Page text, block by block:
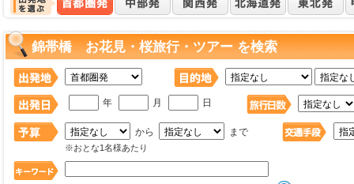
錦帯橋 お花見・桜旅行・ツアー を検索
年 月 日
から まで
※おとな1名様あたり